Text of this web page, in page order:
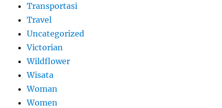
Transportasi
Travel
Uncategorized
Victorian
Wildflower
Wisata
Woman
Women